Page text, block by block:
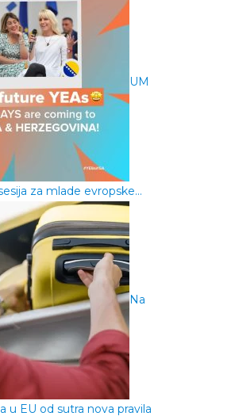
UM
za mlade evropske…
Na
u EU od sutra nova pravila